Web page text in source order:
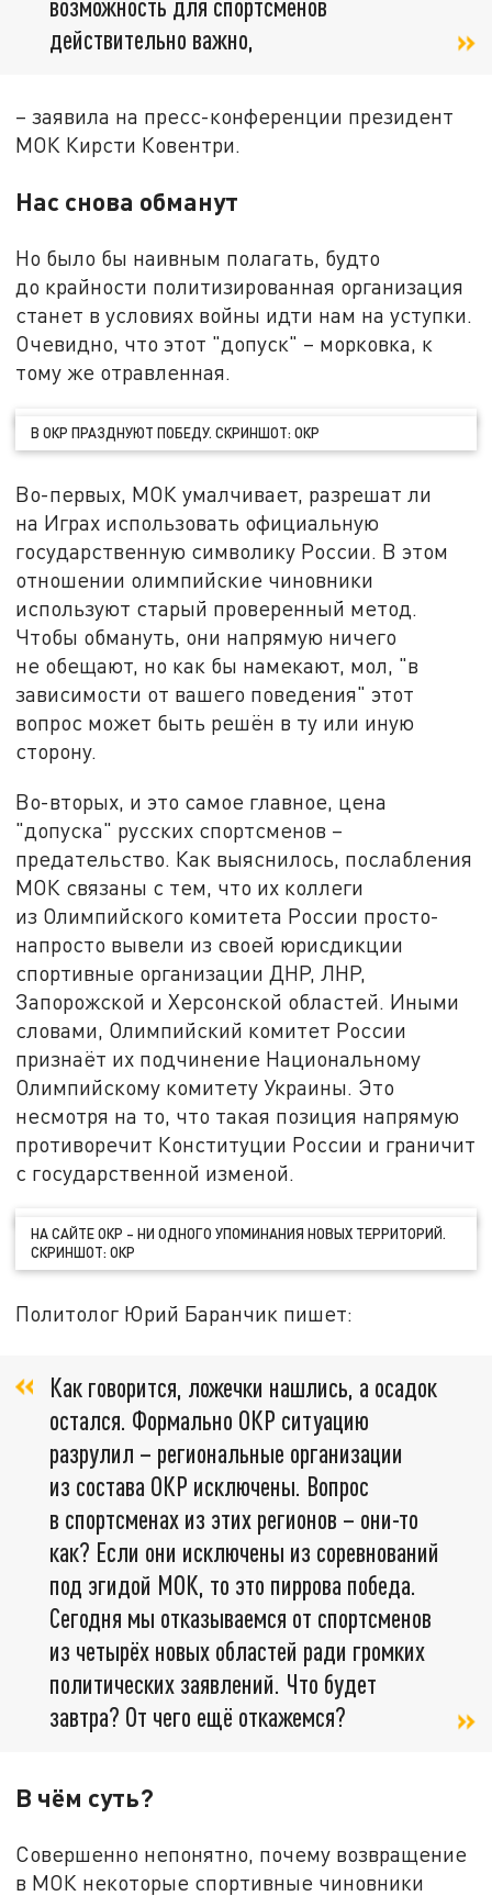
действительно важно,
– заявила на пресс-конференции президент
МОК Кирсти Ковентри.
Нас снова обманут
Но было бы наивным полагать, будто
до крайности политизированная организация
станет в условиях войны идти нам на уступки.
Очевидно, что этот "допуск" – морковка, к
тому же отравленная.
В ОКР ПРАЗДНУЮТ ПОБЕДУ. СКРИНШОТ: ОКР
Во-первых, МОК умалчивает, разрешат ли
на Играх использовать официальную
государственную символику России. В этом
отношении олимпийские чиновники
используют старый проверенный метод.
Чтобы обмануть, они напрямую ничего
не обещают, но как бы намекают, мол, "в
зависимости от вашего поведения" этот
вопрос может быть решён в ту или иную
сторону.
Во-вторых, и это самое главное, цена
"допуска" русских спортсменов –
предательство. Как выяснилось, послабления
МОК связаны с тем, что их коллеги
из Олимпийского комитета России просто-
напросто вывели из своей юрисдикции
спортивные организации ДНР, ЛНР,
Запорожской и Херсонской областей. Иными
словами, Олимпийский комитет России
признаёт их подчинение Национальному
Олимпийскому комитету Украины. Это
несмотря на то, что такая позиция напрямую
противоречит Конституции России и граничит
с государственной изменой.
НА САЙТЕ ОКР – НИ ОДНОГО УПОМИНАНИЯ НОВЫХ ТЕРРИТОРИЙ.
СКРИНШОТ: ОКР
Политолог Юрий Баранчик пишет:
Как говорится, ложечки нашлись, а осадок
остался. Формально ОКР ситуацию
разрулил – региональные организации
из состава ОКР исключены. Вопрос
в спортсменах из этих регионов – они-то
как? Если они исключены из соревнований
под эгидой МОК, то это пиррова победа.
Сегодня мы отказываемся от спортсменов
из четырёх новых областей ради громких
политических заявлений. Что будет
завтра? От чего ещё откажемся?
В чём суть?
Совершенно непонятно, почему возвращение
в МОК некоторые спортивные чиновники